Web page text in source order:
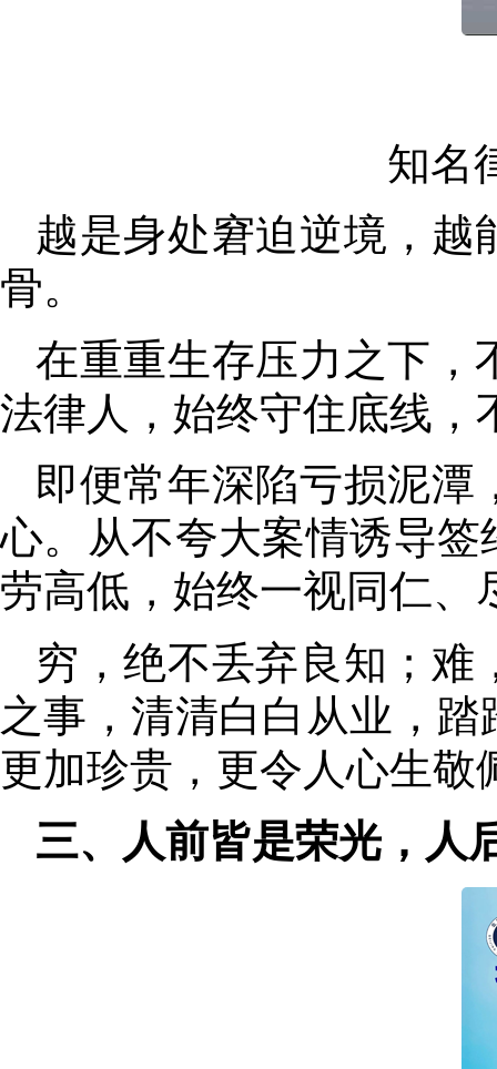
知名
越是身处窘迫逆境 ， 越
骨。
在重重生存压力之下 ，
法律人 ， 始终守住底线，
即便常年深陷亏损泥潭
心。 从不夸大案情诱导
劳高低，始终一视同仁、
穷 ，绝不丢弃良知；难
之事，清清白白从业 ， 踏
更加珍贵，更令人心生敬
三、人前皆是荣光 ， 人